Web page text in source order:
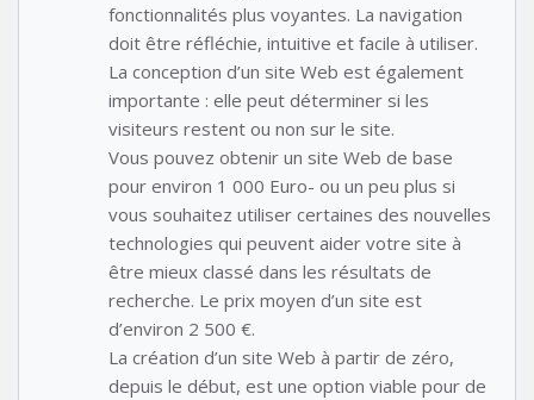
fonctionnalités plus voyantes. La navigation
doit être réfléchie, intuitive et facile à utiliser.
La conception d’un site Web est également
importante : elle peut déterminer si les
visiteurs restent ou non sur le site.
Vous pouvez obtenir un site Web de base
pour environ 1 000 Euro- ou un peu plus si
vous souhaitez utiliser certaines des nouvelles
technologies qui peuvent aider votre site à
être mieux classé dans les résultats de
recherche. Le prix moyen d’un site est
d’environ 2 500 €.
La création d’un site Web à partir de zéro,
depuis le début, est une option viable pour de